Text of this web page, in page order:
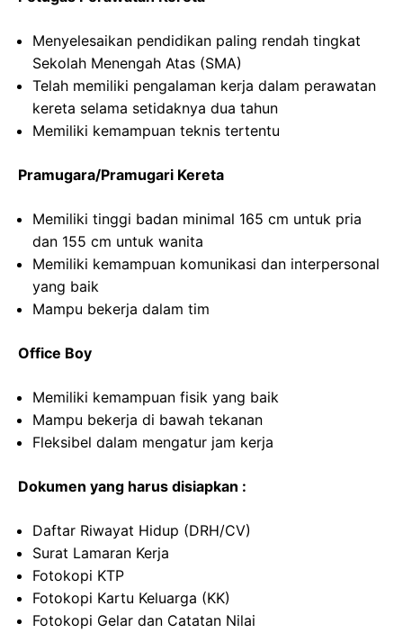
Menyelesaikan pendidikan paling rendah tingkat
Sekolah Menengah Atas (SMA)
Telah memiliki pengalaman kerja dalam perawatan
kereta selama setidaknya dua tahun
Memiliki kemampuan teknis tertentu
Pramugara/Pramugari Kereta
Memiliki tinggi badan minimal 165 cm untuk pria
dan 155 cm untuk wanita
Memiliki kemampuan komunikasi dan interpersonal
yang baik
Mampu bekerja dalam tim
Office Boy
Memiliki kemampuan fisik yang baik
Mampu bekerja di bawah tekanan
Fleksibel dalam mengatur jam kerja
Dokumen yang harus disiapkan :
Daftar Riwayat Hidup (DRH/CV)
Surat Lamaran Kerja
Fotokopi KTP
Fotokopi Kartu Keluarga (KK)
Fotokopi Gelar dan Catatan Nilai